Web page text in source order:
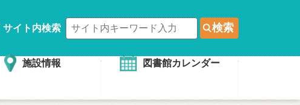
サイト内検索 検索
施設情報 図書館カレンダー